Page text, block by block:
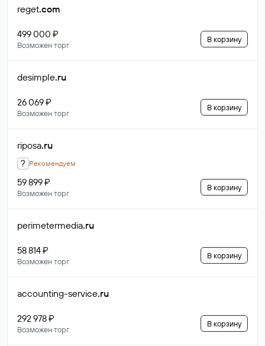
reget.com
499 000 ₽
Возможен торг
В корзину
desimple.ru
26 069 ₽
Возможен торг
В корзину
riposa.ru
? Рекомендуем
59 899 ₽
Возможен торг
В корзину
perimetermedia.ru
58 814 ₽
Возможен торг
В корзину
accounting-service.ru
292 978 ₽
Возможен торг
В корзину